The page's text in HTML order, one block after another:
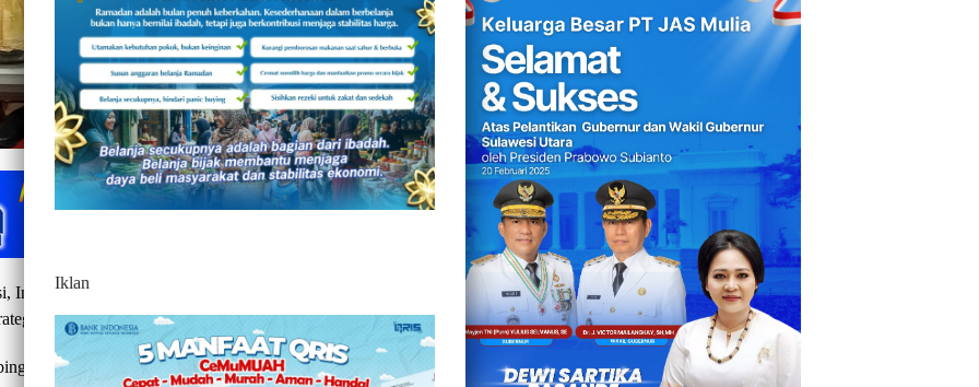
Informatika, Persandian, dan Statistik (KominfoSS)
pengelolaan kanal pengaduan resmi SPAN LAPOR.
Teknis (Bimtek) Layanan Pengaduan Aplikasi
Iklan